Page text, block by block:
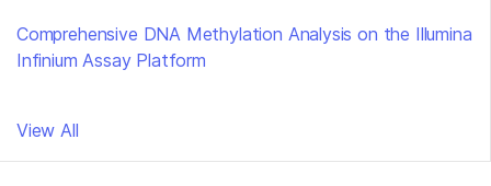
Comprehensive DNA Methylation Analysis on the Illumina
Infinium Assay Platform
View All